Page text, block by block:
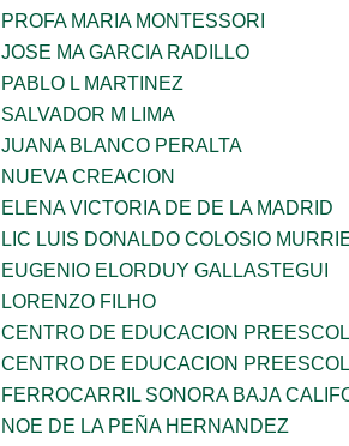
PROFA MARIA MONTESSORI
JOSE MA GARCIA RADILLO
PABLO L MARTINEZ
SALVADOR M LIMA
JUANA BLANCO PERALTA
NUEVA CREACION
ELENA VICTORIA DE DE LA MADRID
LIC LUIS DONALDO COLOSIO
EUGENIO ELORDUY GALLASTEGUI
LORENZO FILHO
CENTRO DE EDUCACION
CENTRO DE EDUCACION
FERROCARRIL SONORA BAJA
NOE DE LA PEÑA HERNANDEZ